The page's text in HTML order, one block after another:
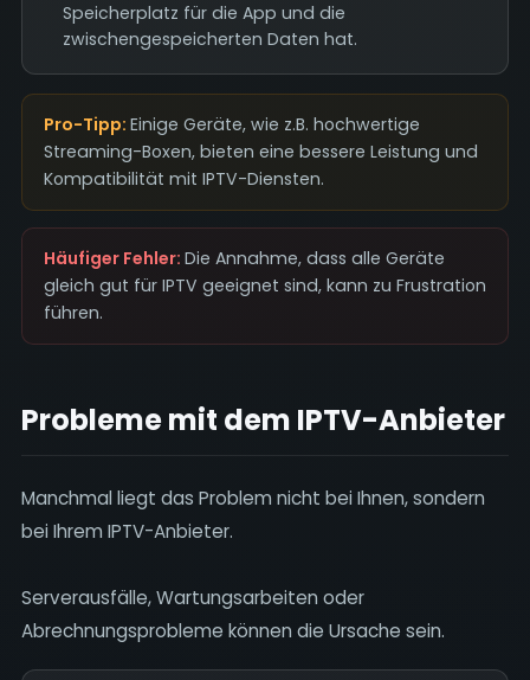
Speicherplatz für die App und die
zwischengespeicherten Daten hat.
Pro-Tipp: Einige Geräte, wie z.B. hochwertige
Streaming-Boxen, bieten eine bessere Leistung und
Kompatibilität mit IPTV-Diensten.
Häufiger Fehler: Die Annahme, dass alle Geräte
gleich gut für IPTV geeignet sind, kann zu Frustration
führen.
Probleme mit dem IPTV-Anbieter
Manchmal liegt das Problem nicht bei Ihnen, sondern
bei Ihrem IPTV-Anbieter.
Serverausfälle, Wartungsarbeiten oder
Abrechnungsprobleme können die Ursache sein.